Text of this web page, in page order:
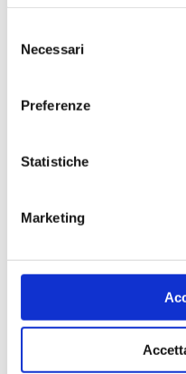
delNecessari
Preferenze
Statistiche
Marketing